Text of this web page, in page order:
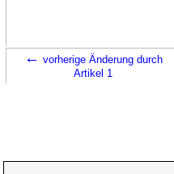
← vorherige Änderung durch
Artikel 1